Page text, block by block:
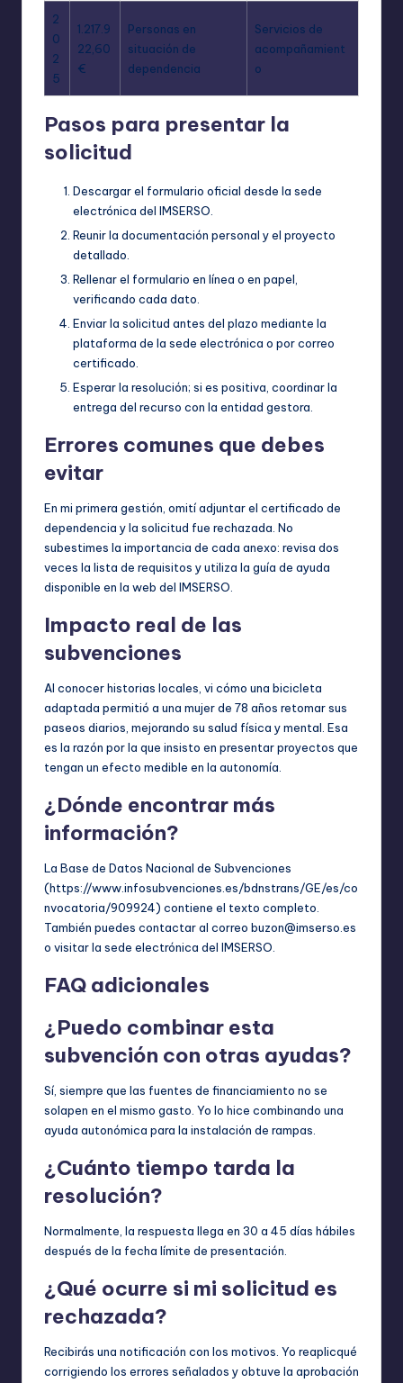
2
0
2
5
1.217.9
22,60
€
Personas en
situación de
dependencia
Servicios de
acompañamient
o
Pasos para presentar la
solicitud
Descargar el formulario oficial desde la sede
electrónica del IMSERSO.
Reunir la documentación personal y el proyecto
detallado.
Rellenar el formulario en línea o en papel,
verificando cada dato.
Enviar la solicitud antes del plazo mediante la
plataforma de la sede electrónica o por correo
certificado.
Esperar la resolución; si es positiva, coordinar la
entrega del recurso con la entidad gestora.
Errores comunes que debes
evitar
En mi primera gestión, omití adjuntar el certificado de
dependencia y la solicitud fue rechazada. No
subestimes la importancia de cada anexo: revisa dos
veces la lista de requisitos y utiliza la guía de ayuda
disponible en la web del IMSERSO.
Impacto real de las
subvenciones
Al conocer historias locales, vi cómo una bicicleta
adaptada permitió a una mujer de 78 años retomar sus
paseos diarios, mejorando su salud física y mental. Esa
es la razón por la que insisto en presentar proyectos que
tengan un efecto medible en la autonomía.
¿Dónde encontrar más
información?
La Base de Datos Nacional de Subvenciones
(https://www.infosubvenciones.es/bdnstrans/GE/es/co
nvocatoria/909924) contiene el texto completo.
También puedes contactar al correo buzon@imserso.es
o visitar la sede electrónica del IMSERSO.
FAQ adicionales
¿Puedo combinar esta
subvención con otras ayudas?
Sí, siempre que las fuentes de financiamiento no se
solapen en el mismo gasto. Yo lo hice combinando una
ayuda autonómica para la instalación de rampas.
¿Cuánto tiempo tarda la
resolución?
Normalmente, la respuesta llega en 30 a 45 días hábiles
después de la fecha límite de presentación.
¿Qué ocurre si mi solicitud es
rechazada?
Recibirás una notificación con los motivos. Yo reaplicqué
corrigiendo los errores señalados y obtuve la aprobación